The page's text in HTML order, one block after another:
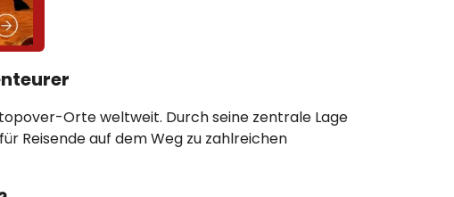
Orte weltweit. Durch seine zentrale Lage
Reisende auf dem Weg zu zahlreichen